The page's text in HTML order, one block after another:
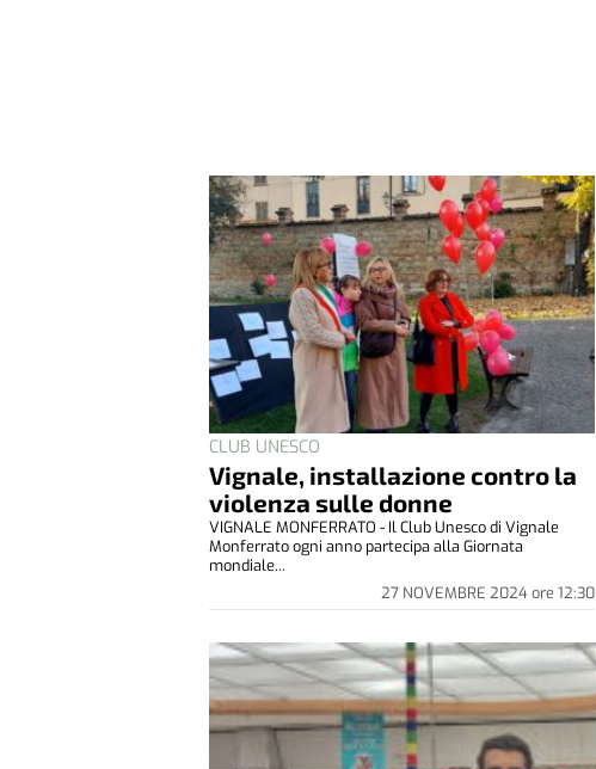
CLUB UNESCO
Vignale, installazione contro la
violenza sulle donne
27 NOVEMBRE 2024ore 12:30
VIGNALE MONFERRATO - Il Club Unesco di Vignale
Monferrato ogni anno partecipa alla Giornata
mondiale...